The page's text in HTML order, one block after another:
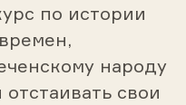
по истории
народу
свои